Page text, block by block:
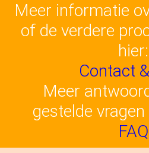
Meer informatie
of de verdere
hier:
Contact
Meer
gestelde
FAQ